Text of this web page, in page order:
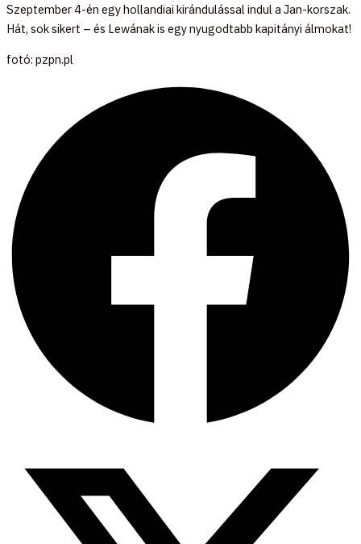
Szeptember 4-én egy hollandiai kirándulással indul a Jan-korszak.
Hát, sok sikert – és Lewának is egy nyugodtabb kapitányi álmokat!
fotó: pzpn.pl